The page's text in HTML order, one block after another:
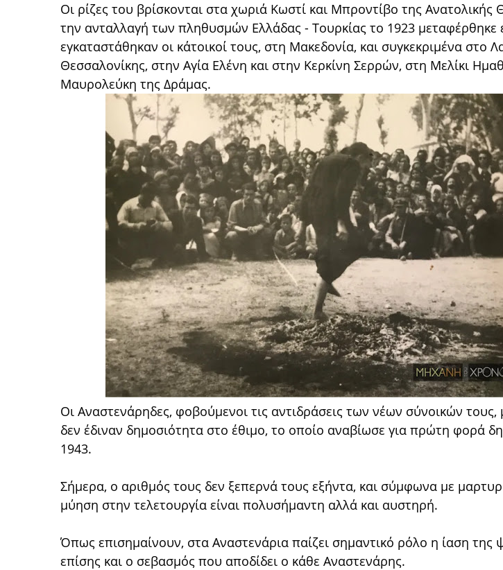
Οι ρίζες του βρίσκονται στα χωριά Κωστί και Μπροντίβο της Ανατολικής
την ανταλλαγή των πληθυσμών Ελλάδας - Τουρκίας το 1923 μεταφέρθηκε
εγκαταστάθηκαν οι κάτοικοί τους, στη Μακεδονία, και συγκεκριμένα στο
Θεσσαλονίκης, στην Αγία Ελένη και στην Κερκίνη Σερρών, στη Μελίκι
Μαυρολεύκη της Δράμας.
Οι Αναστενάρηδες, φοβούμενοι τις αντιδράσεις των νέων σύνοικών τους,
δεν έδιναν δημοσιότητα στο έθιμο, το οποίο αναβίωσε για πρώτη φορά
1943.
Σήμερα, ο αριθμός τους δεν ξεπερνά τους εξήντα, και σύμφωνα με
μύηση στην τελετουργία είναι πολυσήμαντη αλλά και αυστηρή.
Όπως επισημαίνουν, στα Αναστενάρια παίζει σημαντικό ρόλο η ίαση της
επίσης και ο σεβασμός που αποδίδει ο κάθε Αναστενάρης.